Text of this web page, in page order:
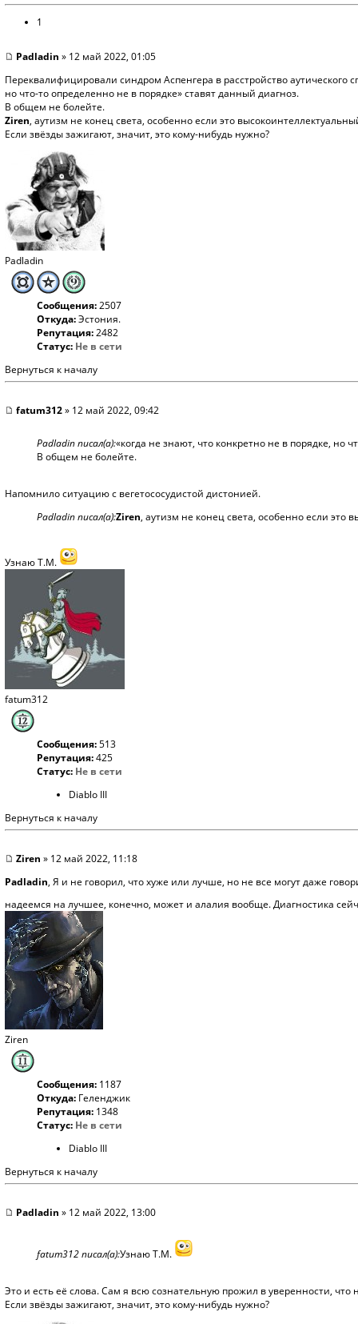
1
Padladin » 12 май 2022, 01:05
Переквалифицировали синдром Аспенгера в расстройство аутического
но что-то определенно не в порядке» ставят данный диагноз.
В общем не болейте.
Ziren, аутизм не конец света, особенно если это
Если звёзды зажигают, значит, это кому-нибудь нужно?
Padladin
Сообщения:2507
Откуда:Эстония.
Репутация:2482
Статус: Не в сети
Вернуться к началу
fatum312» 12 май 2022, 09:42
Padladin писал(а):«когда не знают, что конкретно не в порядке, но
В общем не болейте.
Напомнило ситуацию с вегетососудистой дистонией.
Padladin писал(а):Ziren, аутизм не конец света, особенно если это
Узнаю Т.М.
fatum312
Сообщения:513
Репутация:425
Статус: Не в сети
Diablo III
Вернуться к началу
Ziren » 12 май 2022, 11:18
Padladin, Я и не говорил, что хуже или лучше, но не все могут даже
надеемся на лучшее, конечно, может и алалия вообще. Диагностика
Ziren
Сообщения: 1187
Откуда: Геленджик
Репутация: 1348
Статус: Не в сети
Diablo III
Вернуться к началу
Padladin » 12 май 2022, 13:00
fatum312 писал(а):Узнаю Т.М.
Это и есть её слова. Сам я всю сознательную прожил в уверенности,
Если звёзды зажигают, значит, это кому-нибудь нужно?